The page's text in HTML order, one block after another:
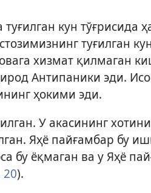
кун тўғрисида
туғилган
хизмат қилмаган
Антипаники эди.
ҳокими эди.
У акасининг
Яҳё пайғамбар бу
бу ёқмаган ва у Яҳё
20).